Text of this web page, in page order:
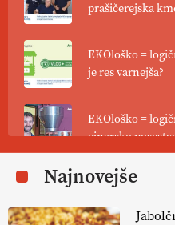
prašičerejska
EKOloško =
je res varnejša?
EKOloško =
vinarsko
EKOloško =
Najnovejše